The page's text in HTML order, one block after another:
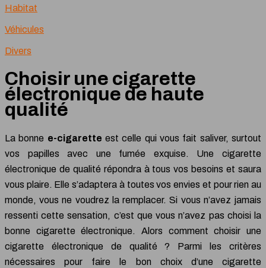
Habitat
Véhicules
Divers
Choisir une cigarette
électronique de haute
qualité
La bonne e-cigarette est celle qui vous fait saliver, surtout
vos papilles avec une fumée exquise. Une cigarette
électronique de qualité répondra à tous vos besoins et saura
vous plaire. Elle s’adaptera à toutes vos envies et pour rien au
monde, vous ne voudrez la remplacer. Si vous n’avez jamais
ressenti cette sensation, c’est que vous n’avez pas choisi la
bonne cigarette électronique. Alors comment choisir une
cigarette électronique de qualité ? Parmi les critères
nécessaires pour faire le bon choix d’une cigarette